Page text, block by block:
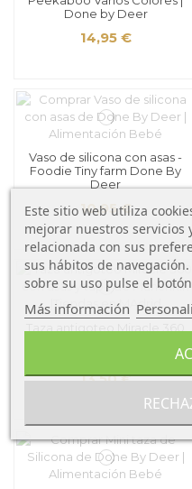
Done by Deer
14,95 €
Vaso de silicona con asas -
Foodie Tiny farm Done By
Deer
10,95 €
13,50 €
Este sitio web utiliza
mejorar nuestros
relacionada con sus
sus hábitos de
sobre su uso pulse el
Más información